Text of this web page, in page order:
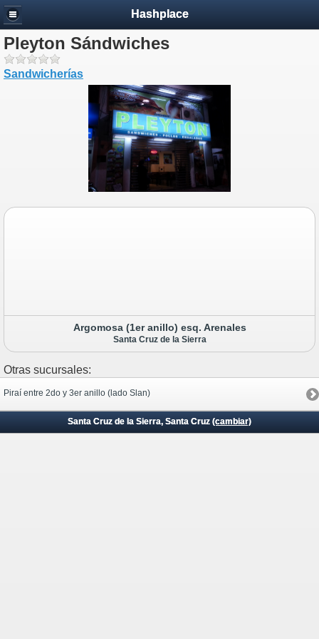
Hashplace
Pleyton Sándwiches
Sandwicherías
Argomosa (1er anillo) esq. Arenales
Santa Cruz de la Sierra
Otras sucursales:
Piraí entre 2do y 3er anillo (lado Slan)
Santa Cruz de la Sierra, Santa Cruz (cambiar)